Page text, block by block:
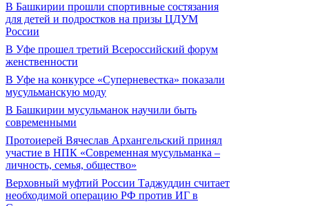
В Башкирии прошли спортивные состязания
для детей и подростков на призы ЦДУМ
России
В Уфе прошел третий Всероссийский форум
женственности
В Уфе на конкурсе «Суперневестка» показали
мусульманскую моду
В Башкирии мусульманок научили быть
современными
Протоиерей Вячеслав Архангельский принял
участие в НПК «Современная мусульманка –
личность, семья, общество»
Верховный муфтий России Таджуддин считает
необходимой операцию РФ против ИГ в